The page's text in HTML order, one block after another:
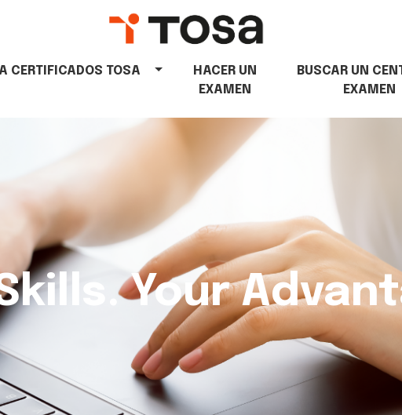
CERTIFICADOS TOSA
HACER UN
EXAMEN
BUSCAR UN
EXAMEN
Your